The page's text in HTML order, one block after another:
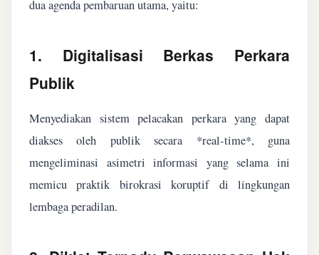
dua agenda pembaruan utama, yaitu:
1. Digitalisasi Berkas Perkara
Publik
Menyediakan sistem pelacakan perkara yang dapat
diakses oleh publik secara *real-time*, guna
mengeliminasi asimetri informasi yang selama ini
memicu praktik birokrasi koruptif di lingkungan
lembaga peradilan.